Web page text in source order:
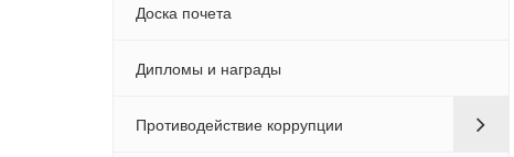
Доска почета
Дипломы и награды
Противодействие коррупции